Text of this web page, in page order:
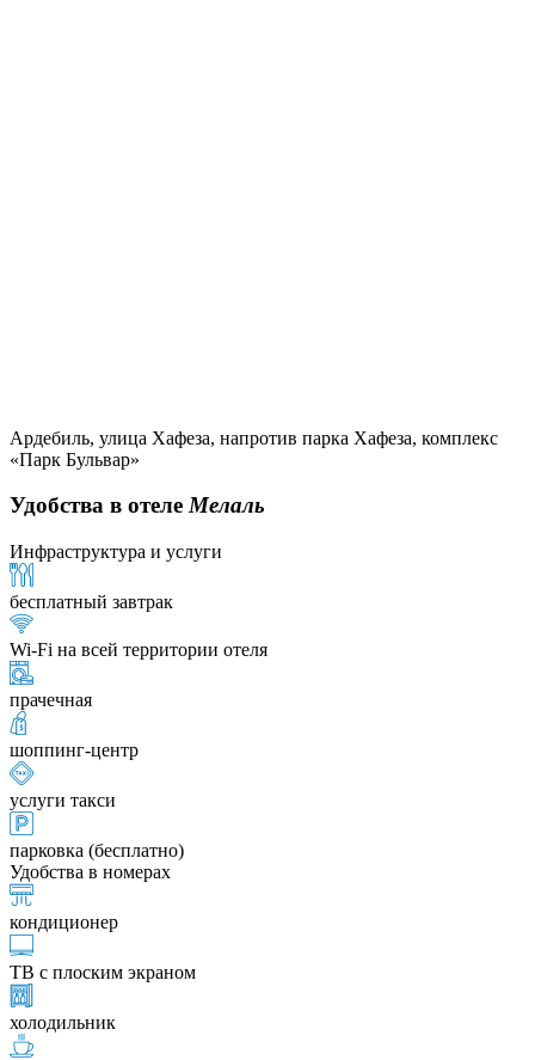
Ардебиль, улица Хафеза, напротив парка Хафеза, комплекс
«Парк Бульвар»
Удобства в отелеМелаль
Инфраструктура и услуги
бесплатный завтрак
Wi-Fi на всей территории отеля
прачечная
шоппинг-центр
услуги такси
парковка (бесплатно)
Удобства в номерах
кондиционер
ТВ с плоским экраном
холодильник